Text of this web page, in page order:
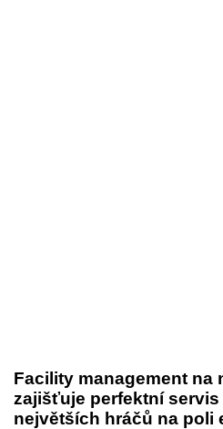
Facility management na
zajišťuje perfektní
největších hráčů na poli